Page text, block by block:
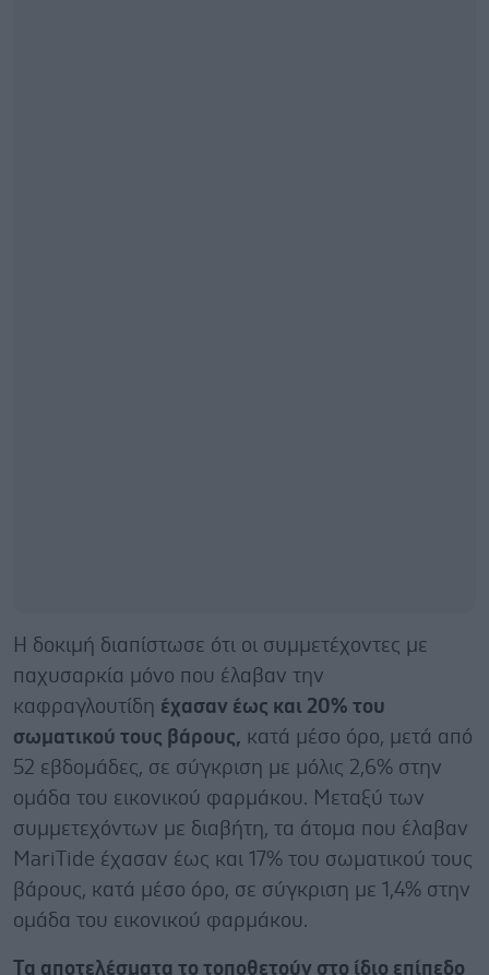
Η δοκιμή διαπίστωσε ότι οι συμμετέχοντες με
παχυσαρκία μόνο που έλαβαν την
καφραγλουτίδη έχασαν έως και 20% του
σωματικού τους βάρους, κατά μέσο όρο, μετά από
52 εβδομάδες, σε σύγκριση με μόλις 2,6% στην
ομάδα του εικονικού φαρμάκου. Μεταξύ των
συμμετεχόντων με διαβήτη, τα άτομα που έλαβαν
MariTide έχασαν έως και 17% του σωματικού τους
βάρους, κατά μέσο όρο, σε σύγκριση με 1,4% στην
ομάδα του εικονικού φαρμάκου.
Τα αποτελέσματα το τοποθετούν στο ίδιο επίπεδο